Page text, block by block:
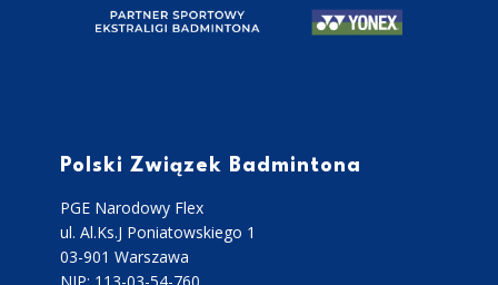
Polski Związek Badmintona
PGE Narodowy Flex
ul. Al.Ks.J Poniatowskiego 1
03-901 Warszawa